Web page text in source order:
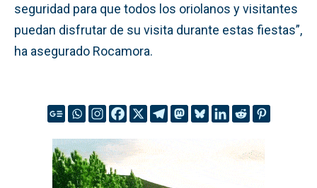
seguridad para que todos los oriolanos y visitantes
puedan disfrutar de su visita durante estas fiestas”,
ha asegurado Rocamora.